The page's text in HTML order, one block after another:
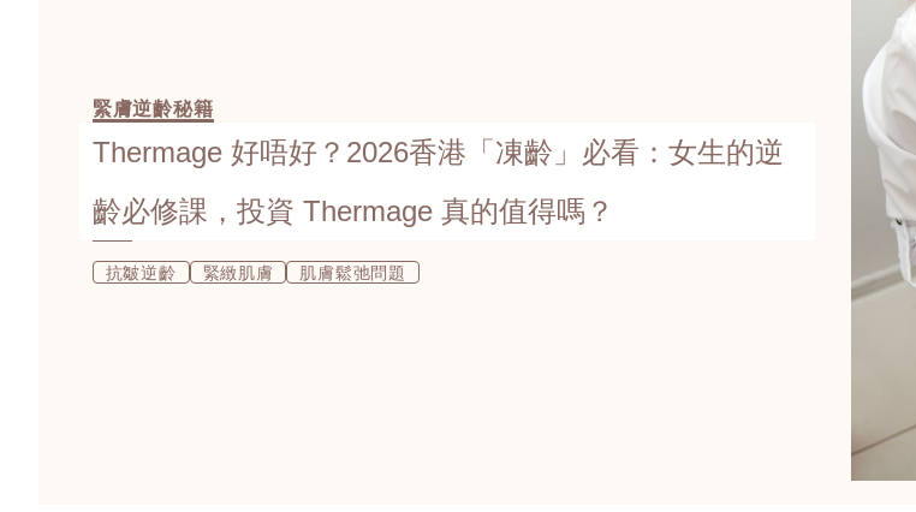
緊膚逆齡秘籍
Thermage 好唔好？2026香港「凍齡」必看：女生的逆
齡必修課，投資 Thermage 真的值得嗎？
抗皺逆齡 緊緻肌膚 肌膚鬆弛問題